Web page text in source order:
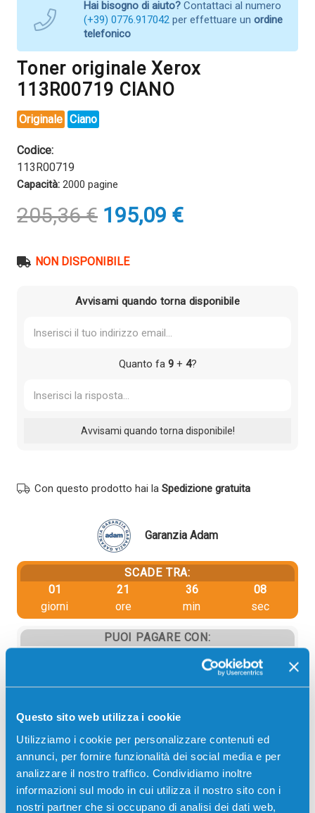
Questo sito web utilizza i cookie
Utilizziamo i cookie per personalizzare contenuti ed
annunci, per fornire funzionalità dei social media e per
analizzare il nostro traffico. Condividiamo inoltre
informazioni sul modo in cui utilizza il nostro sito con i
nostri partner che si occupano di analisi dei dati web,
Hai bisogno di aiuto? Contattaci al numero
(+39) 0776.917042 per effettuare un ordine
telefonico
Toner originale Xerox
113R00719 CIANO
Originale Ciano
Codice:
113R00719
Capacità: 2000 pagine
205,36€ Il
prezzo
era:
195,09 €Il
prezzo
NON DISPONIBILE
Avvisami quando torna disponibile
Quanto fa 9+ 4?
Con questo prodotto hai la Spedizione gratuita
Garanzia Adam
SCADE TRA:
01
giorni
21
ore
36
min
08
sec
PUOI PAGARE CON:
Descrizione